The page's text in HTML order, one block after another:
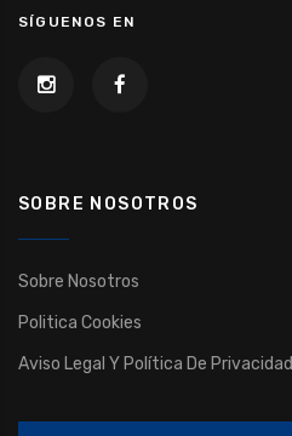
SÍGUENOS EN
SOBRE NOSOTROS
Sobre Nosotros
Politica Cookies
Aviso Legal Y Política De Privacidad